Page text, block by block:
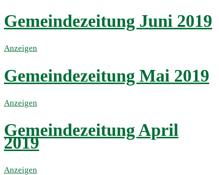
Gemeindezeitung Juni 2019
Anzeigen
Gemeindezeitung Mai 2019
Anzeigen
Gemeindezeitung April
2019
Anzeigen